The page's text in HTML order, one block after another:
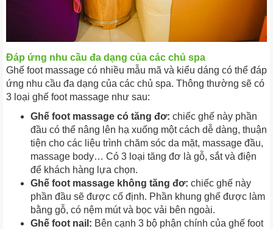
Đáp ứng nhu cầu đa dạng của các chủ spa
Ghế foot massage có nhiều mẫu mã và kiểu dáng có thể đáp
ứng nhu cầu đa dạng của các chủ spa. Thông thường sẽ có
3 loại ghế foot massage như sau:
Ghế foot massage có tăng đơ: chiếc ghế này phần
đầu có thể nâng lên hạ xuống một cách dễ dàng, thuận
tiện cho các liệu trình chăm sóc da mặt, massage đầu,
massage body… Có 3 loại tăng đơ là gỗ, sắt và điện
để khách hàng lựa chọn.
Ghế foot massage không tăng đơ: chiếc ghế này
phần đầu sẽ được cố định. Phần khung ghế được làm
bằng gỗ, có nệm mút và bọc vải bên ngoài.
Ghế foot nail: Bên cạnh 3 bộ phận chính của ghế foot